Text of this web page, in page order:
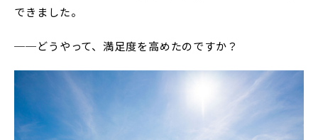
できました。
──どうやって、満足度を高めたのですか？